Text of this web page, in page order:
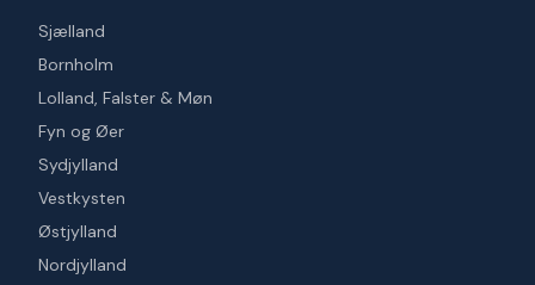
Sjælland
Bornholm
Lolland, Falster & Møn
Fyn og Øer
Sydjylland
Vestkysten
Østjylland
Nordjylland